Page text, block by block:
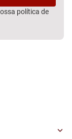
política de